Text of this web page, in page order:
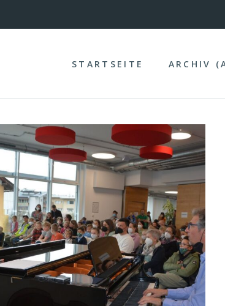
STARTSEITE ARCHIV